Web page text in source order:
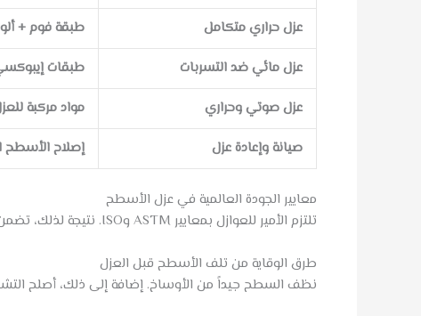
عزل حراري متكامل
طبقة فوم +
عزل مائي ضد التسربات
طبقات
عزل صوتي وحراري
مواد مركبة
صيانة وإعادة عزل
إصلاح الأسطح
معايير الجودة العالمية في عزل الأسطح
تلتزم الأمير للعوازل بمعايير ASTM وISO. نتيجة لذلك، تضمن المواد المستخدمة سلامة وكفاءة طويلة الأمد.
طرق الوقاية من تلف الأسطح قبل العزل
نظف السطح جيداً من الأوساخ. إضافة إلى ذلك، أصلح